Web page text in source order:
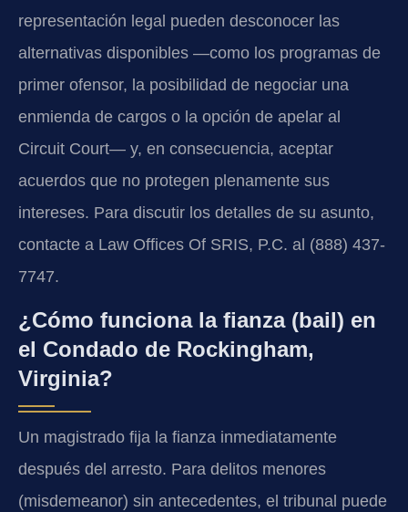
representación legal pueden desconocer las
alternativas disponibles —como los programas de
primer ofensor, la posibilidad de negociar una
enmienda de cargos o la opción de apelar al
Circuit Court— y, en consecuencia, aceptar
acuerdos que no protegen plenamente sus
intereses. Para discutir los detalles de su asunto,
contacte a Law Offices Of SRIS, P.C. al (888) 437-
7747.
¿Cómo funciona la fianza (bail) en
el Condado de Rockingham,
Virginia?
Un magistrado fija la fianza inmediatamente
después del arresto. Para delitos menores
(misdemeanor) sin antecedentes, el tribunal puede